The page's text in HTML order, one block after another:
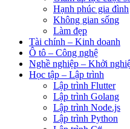
Hạnh phúc gia đình
Không gian sống
Làm đẹp
Tài chính – Kinh doanh
Ô tô – Công nghệ
Nghề nghiệp – Khởi
Học tập – Lập trình
Lập trình Flutter
Lập trình Golang
Lập trình Node.js
Lập trình Python